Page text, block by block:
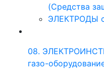
(Средства
ЭЛЕКТРОДЫ
08.
газо-